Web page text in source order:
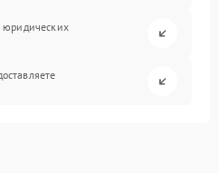
юридических